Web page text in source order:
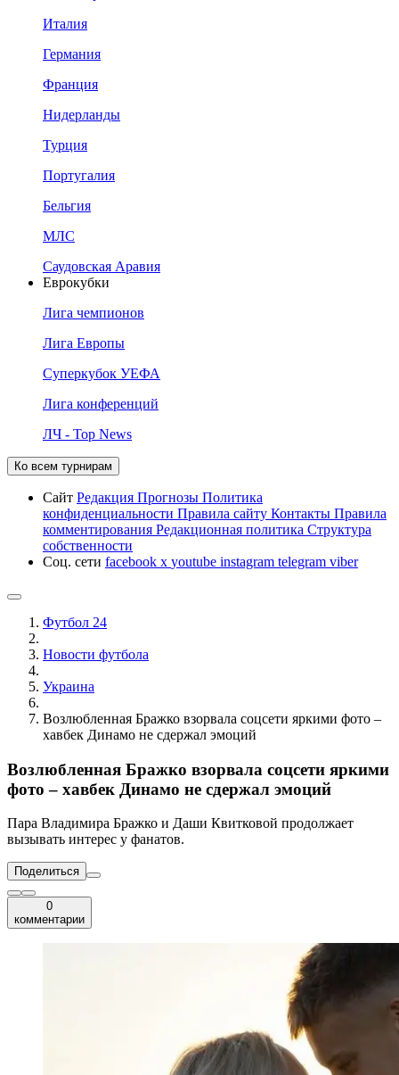
Италия
Германия
Франция
Нидерланды
Турция
Португалия
Бельгия
МЛС
Саудовская Аравия
Еврокубки
Лига чемпионов
Лига Европы
Суперкубок УЕФА
Лига конференций
ЛЧ - Top News
Ко всем турнирам
Сайт Редакция Прогнозы Политика
конфиденциальности Правила сайту Контакты Правила
комментирования Редакционная политика Структура
собственности
Соц. сети facebook x youtube instagram telegram viber
Футбол 24
Новости футбола
Украина
Возлюбленная Бражко взорвала соцсети яркими фото –
хавбек Динамо не сдержал эмоций
Возлюбленная Бражко взорвала соцсети яркими
фото – хавбек Динамо не сдержал эмоций
Пара Владимира Бражко и Даши Квитковой продолжает
вызывать интерес у фанатов.
Поделиться
0
комментарии